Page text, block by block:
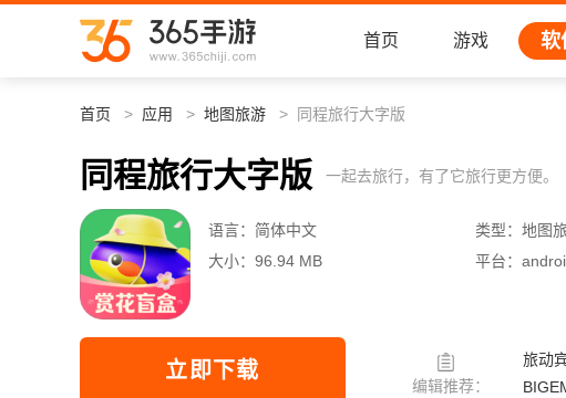
首页 游戏 软
首页 应用 地图旅游 同程旅行大字版
同程旅行大字版 一起去旅行，有了它旅行更方便。
语言： 简体中文 类型： 地图
大小： 96.94 MB 平台：
立即下载
编辑推荐：
旅动